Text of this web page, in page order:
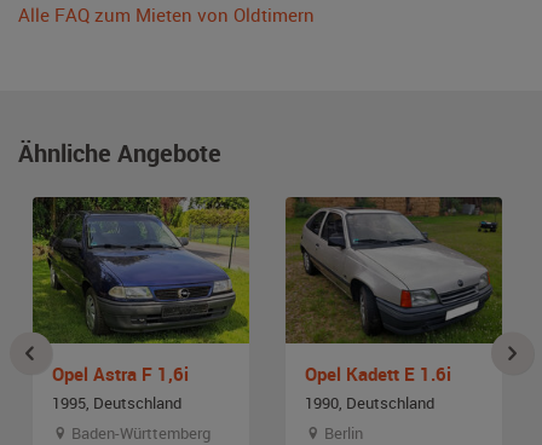
Alle FAQ zum Mieten von Oldtimern
Ähnliche Angebote
Opel Astra F 1,6i
1995, Deutschland
Baden-Württemberg
Opel Kadett E 1.6i
1990, Deutschland
Berlin